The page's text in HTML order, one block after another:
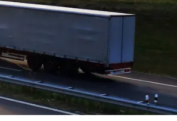
Αστικής Ευθύνης
Οχημάτων Μεταφοράς
για την εξεύρεση γρήγορων